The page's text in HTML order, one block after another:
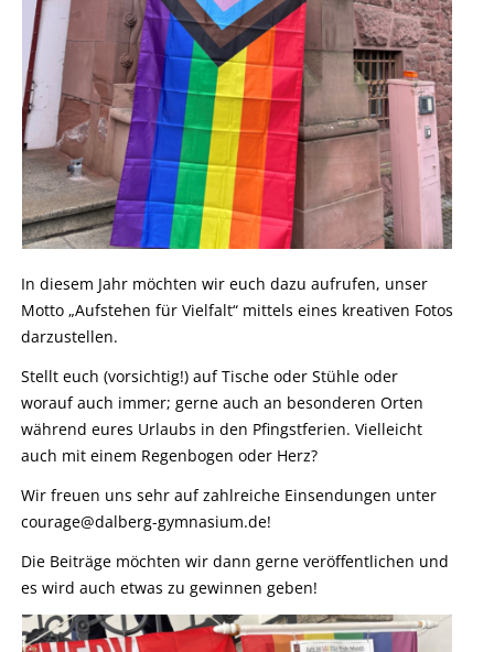
In diesem Jahr möchten wir euch dazu aufrufen, unser
Motto „Aufstehen für Vielfalt“ mittels eines kreativen Fotos
darzustellen.
Stellt euch (vorsichtig!) auf Tische oder Stühle oder
worauf auch immer; gerne auch an besonderen Orten
während eures Urlaubs in den Pfingstferien. Vielleicht
auch mit einem Regenbogen oder Herz?
Wir freuen uns sehr auf zahlreiche Einsendungen unter
courage@dalberg-gymnasium.de!
Die Beiträge möchten wir dann gerne veröffentlichen und
es wird auch etwas zu gewinnen geben!